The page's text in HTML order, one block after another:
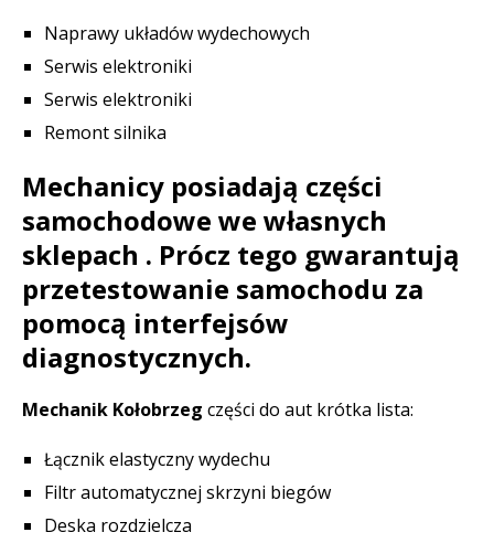
Naprawy układów wydechowych
Serwis elektroniki
Serwis elektroniki
Remont silnika
Mechanicy posiadają części
samochodowe we własnych
sklepach . Prócz tego gwarantują
przetestowanie samochodu za
pomocą interfejsów
diagnostycznych.
Mechanik Kołobrzeg części do aut krótka lista:
Łącznik elastyczny wydechu
Filtr automatycznej skrzyni biegów
Deska rozdzielcza